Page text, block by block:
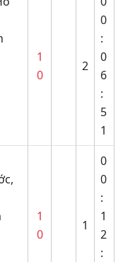
1
0
2
0
:
0
6
:
5
1
1
0
1
0
0
:
1
2
: